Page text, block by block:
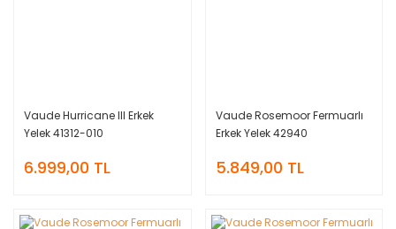
Vaude Hurricane III Erkek
Yelek 41312-010
6.999,00 TL
Vaude Rosemoor Fermuarlı
Erkek Yelek 42940
5.849,00 TL